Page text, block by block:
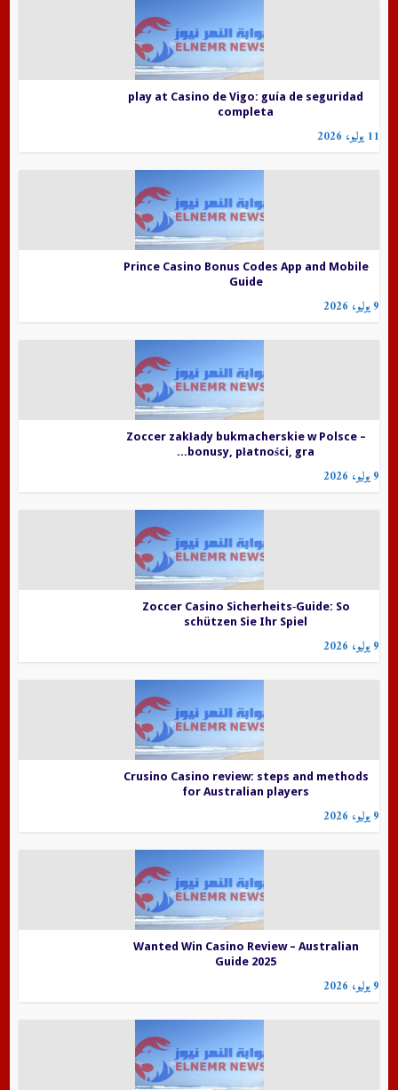
play at Casino de Vigo: guía de seguridad
completa
11 يوليو، 2026
Prince Casino Bonus Codes App and Mobile
Guide
9 يوليو، 2026
Zoccer zakłady bukmacherskie w Polsce –
bonusy, płatności, gra...
9 يوليو، 2026
Zoccer Casino Sicherheits‑Guide: So
schützen Sie Ihr Spiel
9 يوليو، 2026
Crusino Casino review: steps and methods
for Australian players
9 يوليو، 2026
Wanted Win Casino Review – Australian
Guide 2025
9 يوليو، 2026